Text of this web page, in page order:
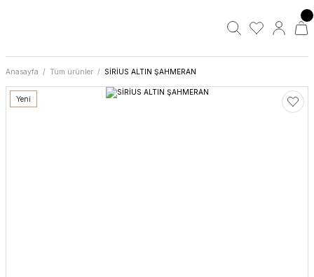
Anasayfa Tüm ürünler SİRİUS ALTIN ŞAHMERAN
Yeni